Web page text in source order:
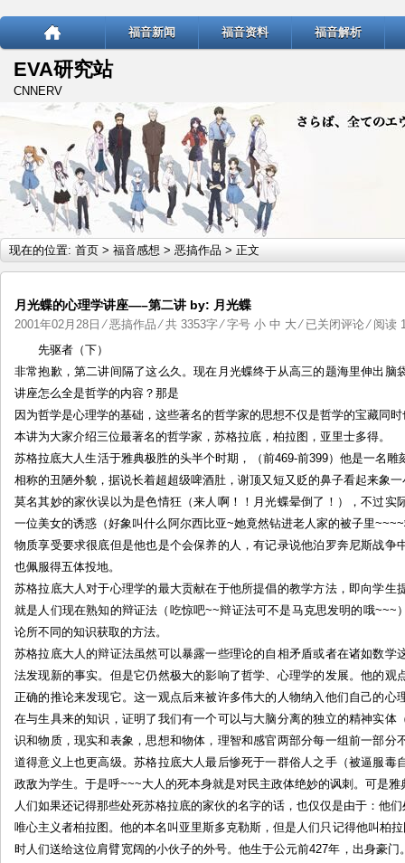
福音新闻 福音资料 福音解析
EVA研究站
CNNERV
现在的位置: 首页 > 福音感想 > 恶搞作品 > 正文
月光蝶的心理学讲座—–第二讲 by: 月光蝶
2001年02月28日 ⁄恶搞作品⁄ 共 3353字 ⁄ 字号 小 中 大 ⁄ 月
蝶
理
学
讲
座
—
–
第
讲
by:
蝶
已关闭评论⁄ 阅读
先驱者（下）
非常抱歉，第二讲间隔了这么久。现在月光蝶终于从高三的题海里伸出脑
讲座怎么全是哲学的内容？那是
因为哲学是心理学的基础，这些著名的哲学家的思想不仅是哲学的宝藏同
本讲为大家介绍三位最著名的哲学家，苏格拉底，柏拉图，亚里士多得。
苏格拉底大人生活于雅典极胜的头半个时期，（前469-前399）他是一名
相称的丑陋外貌，据说长着超超级啤酒肚，谢顶又短又贬的鼻子看起来象
莫名其妙的家伙误以为是色情狂（来人啊！！月光蝶晕倒了！），不过实
一位美女的诱惑（好象叫什么阿尔西比亚~她竟然钻进老人家的被子里
物质享受要求很底但是他也是个会保养的人，有记录说他泊罗奔尼斯战争
也佩服得五体投地。
苏格拉底大人对于心理学的最大贡献在于他所提倡的教学方法，即向学生
就是人们现在熟知的辩证法（吃惊吧~~辩证法可不是马克思发明的哦~~~
论所不同的知识获取的方法。
苏格拉底大人的辩证法虽然可以暴露一些理论的自相矛盾或者在诸如数学
法发现新的事实。但是它仍然极大的影响了哲学、心理学的发展。他的观
正确的推论来发现它。这一观点后来被许多伟大的人物纳入他们自己的心
在与生具来的知识，证明了我们有一个可以与大脑分离的独立的精神实体
识和物质，现实和表象，思想和物体，理智和感官两部分每一组前一部分
道得意义上也更高级。苏格拉底大人最后惨死于一群俗人之手（被逼服毒
政敌为学生。于是呼~~~大人的死本身就是对民主政体绝妙的讽刺。可是
人们如果还记得那些处死苏格拉底的家伙的名字的话，也仅仅是由于：他
唯心主义者柏拉图。他的本名叫亚里斯多克勒斯，但是人们只记得他叫柏
时人们送给这位肩臂宽阔的小伙子的外号。他生于公元前427年，出身豪